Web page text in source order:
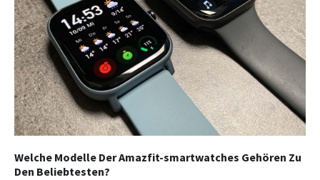
Welche Modelle Der Amazfit-smartwatches Gehören Zu
Den Beliebtesten?